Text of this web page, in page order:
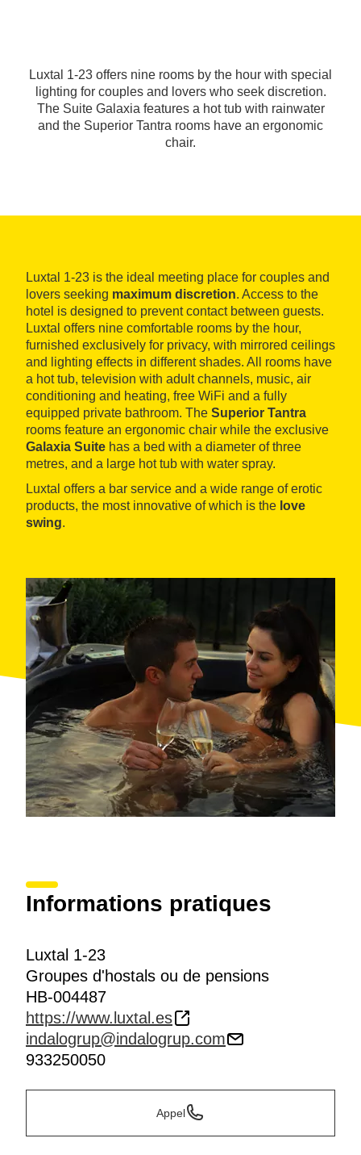
Luxtal 1-23 offers nine rooms by the hour with special
lighting for couples and lovers who seek discretion.
The Suite Galaxia features a hot tub with rainwater
and the Superior Tantra rooms have an ergonomic
chair.
Luxtal 1-23 is the ideal meeting place for couples and
lovers seeking maximum discretion. Access to the
hotel is designed to prevent contact between guests.
Luxtal offers nine comfortable rooms by the hour,
furnished exclusively for privacy, with mirrored ceilings
and lighting effects in different shades. All rooms have
a hot tub, television with adult channels, music, air
conditioning and heating, free WiFi and a fully
equipped private bathroom. The Superior Tantra
rooms feature an ergonomic chair while the exclusive
Galaxia Suite has a bed with a diameter of three
metres, and a large hot tub with water spray.
Luxtal offers a bar service and a wide range of erotic
products, the most innovative of which is the love
swing.
Informations pratiques
Luxtal 1-23
Groupes d'hostals ou de pensions
HB-004487
https://www.luxtal.es
indalogrup@indalogrup.com
933250050
Appel